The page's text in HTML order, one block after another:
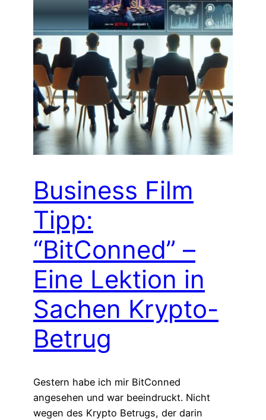
Business Film
Tipp:
“BitConned” –
Eine Lektion in
Sachen Krypto-
Betrug
Gestern habe ich mir BitConned
angesehen und war beeindruckt. Nicht
wegen des Krypto Betrugs, der darin